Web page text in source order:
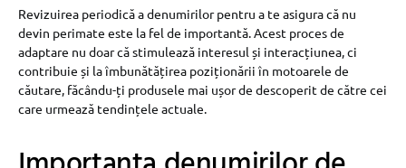
Revizuirea periodică a denumirilor pentru a te asigura că nu
devin perimate este la fel de importantă. Acest proces de
adaptare nu doar că stimulează interesul și interacțiunea, ci
contribuie și la îmbunătățirea poziționării în motoarele de
căutare, făcându-ți produsele mai ușor de descoperit de către cei
care urmează tendințele actuale.